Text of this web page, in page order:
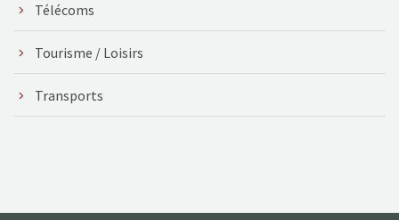
Télécoms
Tourisme / Loisirs
Transports